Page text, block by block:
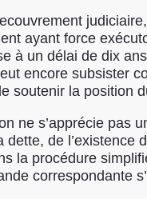
ayant force
à un délai de dix
encore subsister
soutenir la position
ne s’apprécie pas
dette, de l’existence
la procédure
correspondante